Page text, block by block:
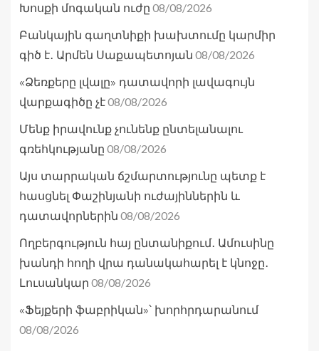
Խոսքի մոգական ուժը 08/08/2026
Բանկային գաղտնիքի խախտումը կարմիր
գիծ է․ Արմեն Սաքապետոյան 08/08/2026
«Ձեռքերը լվալը» դատավորի լավագույն
վարքագիծը չէ08/08/2026
Մենք իրավունք չունենք ընտելանալու
գռեհկությանը 08/08/2026
Այս տարրական ճշմարտությունը պետք է
հասցնել Փաշինյանի ուժայիններին և
դատավորներին 08/08/2026
Ողբերգություն հայ ընտանիքում․ Ամուսինը
խանդի հողի վրա դանակահարել է կնոջը․
Լուսանկար 08/08/2026
«Ֆեյքերի ֆաբրիկան»՝ խորհրդարանում
08/08/2026